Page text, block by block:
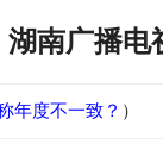
湖南广播电
年度不一致？ ）